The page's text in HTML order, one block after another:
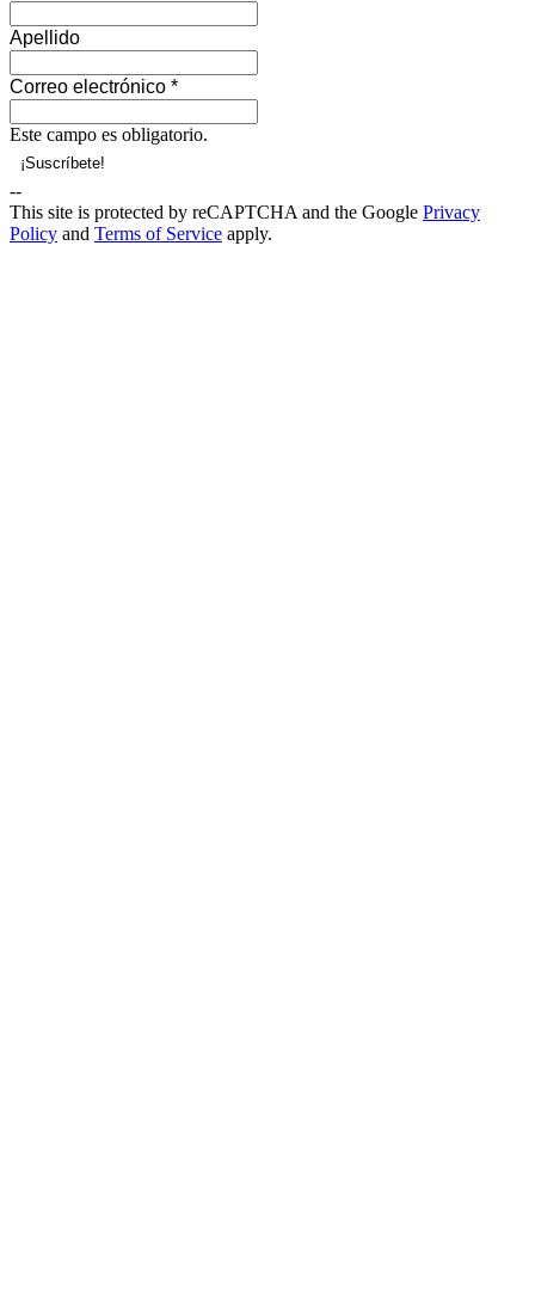
Apellido
Correo electrónico *
Este campo es obligatorio.
--
This site is protected by reCAPTCHA and the Google Privacy
Policy and Terms of Service apply.